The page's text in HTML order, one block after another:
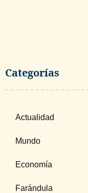
Categorías
Actualidad
Mundo
Economía
Farándula